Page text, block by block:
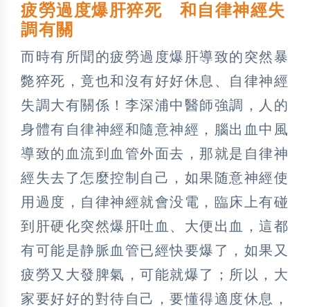
疲勞過度爆肝猝死 和自律神經失
調有關
而時有所聞的疲勞過度爆肝導致的突然暴
斃猝死，竟也和沒有好好休息、自律神經
失調大有關係！李深浦中醫師強調，人的
身體有自律神經和隨意神經，腦出血中風
導致的血流到血管外面去，那就是自律神
經失去了怎麼控制自己，如果随意神經使
用過度，自律神經就會没電，臨床上有碰
到肝硬化突然爆肝吐血、大便出血，這都
有可能是静脈血管已經快要爆了，如果又
疲勞又大發脾氣，可能就爆了；所以，大
家要好好的對待自己，要懂得適度休息，